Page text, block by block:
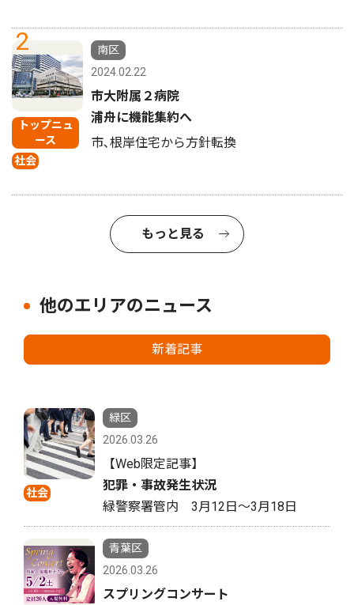
2
トップニュ
ース
社会
南区
2024.02.22
市大附属２病院
浦舟に機能集約へ
市､根岸住宅から方針転換
もっと見る
他のエリアのニュース
新着記事
社会
緑区
2026.03.26
【Web限定記事】
犯罪・事故発生状況
緑警察署管内 3月12日〜3月18日
青葉区
2026.03.26
スプリングコンサート